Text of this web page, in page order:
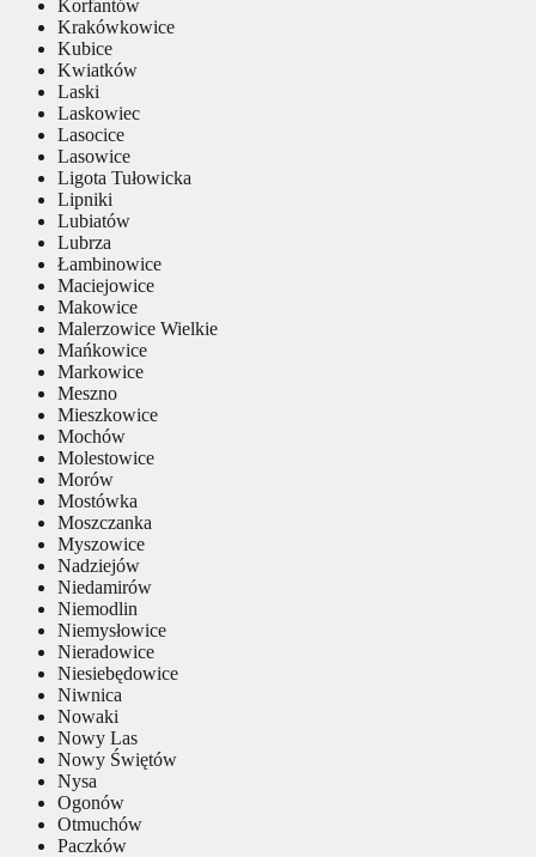
Korfantów
Krakówkowice
Kubice
Kwiatków
Laski
Laskowiec
Lasocice
Lasowice
Ligota Tułowicka
Lipniki
Lubiatów
Lubrza
Łambinowice
Maciejowice
Makowice
Malerzowice Wielkie
Mańkowice
Markowice
Meszno
Mieszkowice
Mochów
Molestowice
Morów
Mostówka
Moszczanka
Myszowice
Nadziejów
Niedamirów
Niemodlin
Niemysłowice
Nieradowice
Niesiebędowice
Niwnica
Nowaki
Nowy Las
Nowy Świętów
Nysa
Ogonów
Otmuchów
Paczków